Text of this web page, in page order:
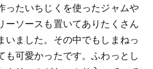
ったいちじくを使ったジャムや
ーソースも置いてありたくさん
いました。その中でもしまねっ
も可愛かったです。ふわっとし